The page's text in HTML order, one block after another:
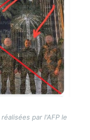
par l'AFP le